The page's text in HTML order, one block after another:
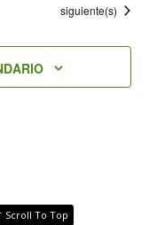
Eventos
siguiente(s)
Scroll To Top